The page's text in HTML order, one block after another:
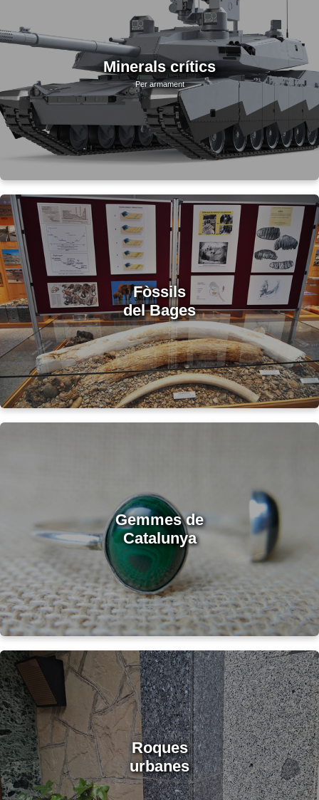
Minerals crítics
Per armament
Fòssils
del Bages
Gemmes de
Catalunya
Roques
urbanes